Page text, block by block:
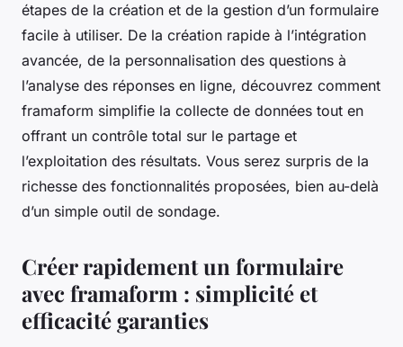
étapes de la création et de la gestion d’un formulaire
facile à utiliser. De la création rapide à l’intégration
avancée, de la personnalisation des questions à
l’analyse des réponses en ligne, découvrez comment
framaform simplifie la collecte de données tout en
offrant un contrôle total sur le partage et
l’exploitation des résultats. Vous serez surpris de la
richesse des fonctionnalités proposées, bien au-delà
d’un simple outil de sondage.
Créer rapidement un formulaire
avec framaform : simplicité et
efficacité garanties